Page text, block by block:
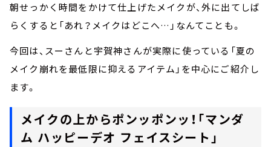
朝せっかく時間をかけて仕上げたメイクが、外に出てしば
らくすると「あれ？メイクはどこへ…」なんてことも。
今回は、スーさんと宇賀神さんが実際に使っている「夏の
メイク崩れを最低限に抑えるアイテム」を中心にご紹介し
ます。
メイクの上からポンッポンッ！「マンダ
ム ハッピーデオ フェイスシート」